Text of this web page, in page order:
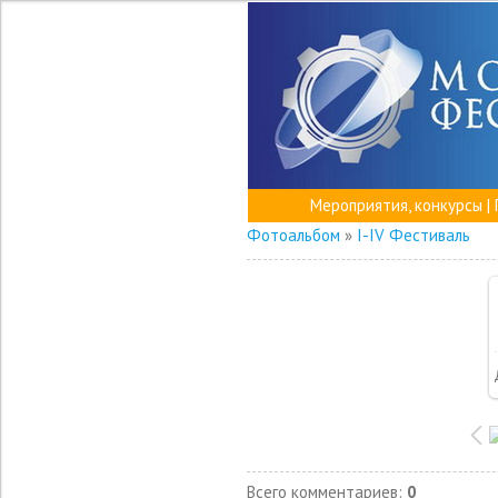
Мероприятия, конкурсы |
Фотоальбом » I-IV Фестиваль
Всего комментариев: 0